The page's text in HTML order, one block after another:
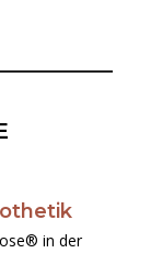
in der